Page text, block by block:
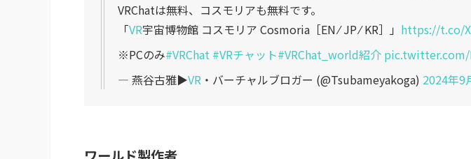
VRChatは無料、コスモリアも無料です。
「VR宇宙博物館 コスモリア Cosmoria［EN ⁄ JP ⁄ KR］」 https://t.co/
※PCのみ#VRChat #VRチャット#VRChat_world紹介 pic.twitter.com/
— 燕谷古雅▶︎VR ・バーチャルブロガー (@Tsubameyakoga) 2024年9